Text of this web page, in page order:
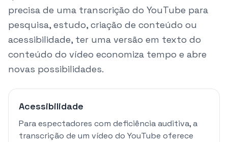
precisa de uma transcrição do YouTube para
pesquisa, estudo, criação de conteúdo ou
acessibilidade, ter uma versão em texto do
conteúdo do vídeo economiza tempo e abre
novas possibilidades.
Acessibilidade
Para espectadores com deficiência auditiva, a
transcrição de um vídeo do YouTube oferece